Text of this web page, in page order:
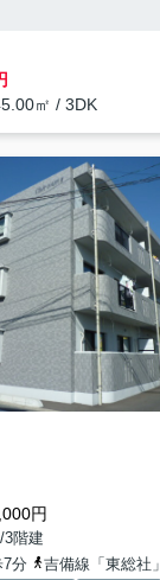
㎡ / 3DK
円
3階建
7分
吉備線「東総社」駅 バス2分 中鉄バス/